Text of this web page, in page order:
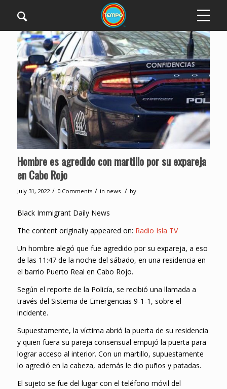
Hombre es agredido con martillo por su expareja
en Cabo Rojo
July 31, 2022 / 0 Comments / in news / by
Black Immigrant Daily News
The content originally appeared on: Radio Isla TV
Un hombre alegó que fue agredido por su expareja, a eso
de las 11:47 de la noche del sábado, en una residencia en
el barrio Puerto Real en Cabo Rojo.
Según el reporte de la Policía, se recibió una llamada a
través del Sistema de Emergencias 9-1-1, sobre el
incidente.
Supuestamente, la víctima abrió la puerta de su residencia
y quien fuera su pareja consensual empujó la puerta para
lograr acceso al interior. Con un martillo, supuestamente
lo agredió en la cabeza, además le dio puños y patadas.
El sujeto se fue del lugar con el teléfono móvil del